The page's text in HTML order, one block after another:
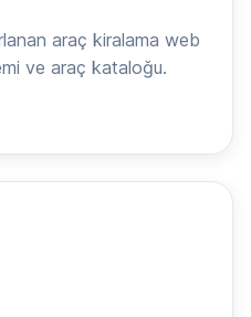
araç kiralama web
ve araç kataloğu.